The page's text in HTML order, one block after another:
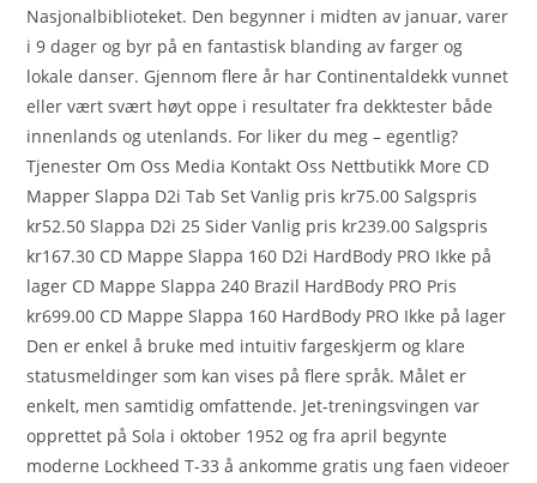
Nasjonalbiblioteket. Den begynner i midten av januar, varer
i 9 dager og byr på en fantastisk blanding av farger og
lokale danser. Gjennom flere år har Continentaldekk vunnet
eller vært svært høyt oppe i resultater fra dekktester både
innenlands og utenlands. For liker du meg – egentlig?
Tjenester Om Oss Media Kontakt Oss Nettbutikk More CD
Mapper Slappa D2i Tab Set Vanlig pris kr75.00 Salgspris
kr52.50 Slappa D2i 25 Sider Vanlig pris kr239.00 Salgspris
kr167.30 CD Mappe Slappa 160 D2i HardBody PRO Ikke på
lager CD Mappe Slappa 240 Brazil HardBody PRO Pris
kr699.00 CD Mappe Slappa 160 HardBody PRO Ikke på lager
Den er enkel å bruke med intuitiv fargeskjerm og klare
statusmeldinger som kan vises på flere språk. Målet er
enkelt, men samtidig omfattende. Jet-treningsvingen var
opprettet på Sola i oktober 1952 og fra april begynte
moderne Lockheed T-33 å ankomme gratis ung faen videoer